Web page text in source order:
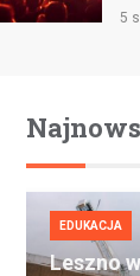
5
EDUKACJA
Leszno